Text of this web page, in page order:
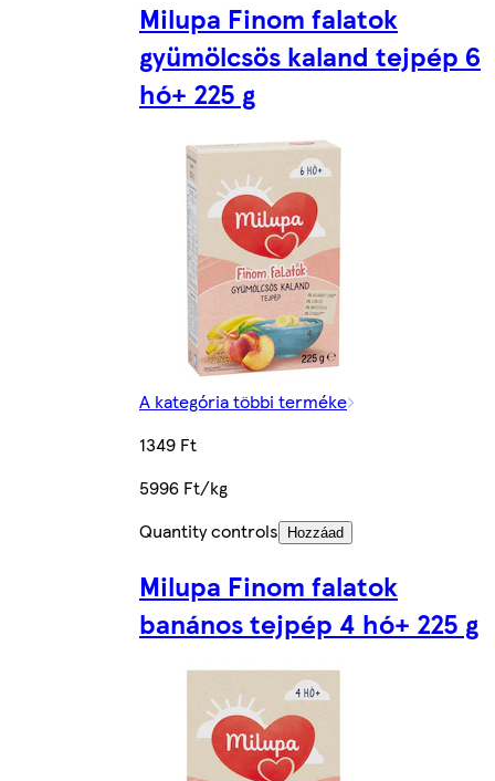
Milupa Finom falatok
gyümölcsös kaland tejpép 6
hó+ 225 g
A kategória többi terméke
1349 Ft
5996 Ft/kg
Quantity controls
Hozzáad
Milupa Finom falatok
banános tejpép 4 hó+ 225 g